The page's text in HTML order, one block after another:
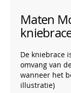
Maten
De kniebrace
omvang van
wanneer het
illustratie)